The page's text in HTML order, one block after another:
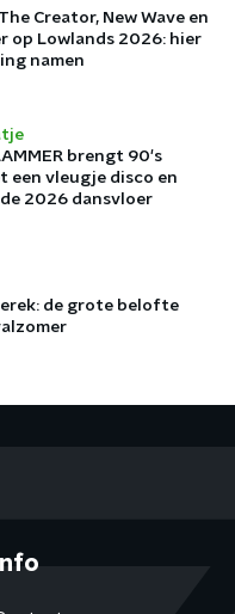
Creator, New Wave en
op Lowlands 2026: hier
namen
brengt 90's
een vleugje disco en
2026 dansvloer
de grote belofte
Info